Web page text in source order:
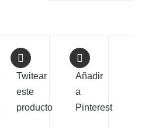
Twitear
este
producto
Añadir
a
Pinterest